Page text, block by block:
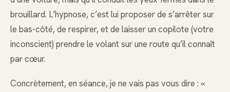
brouillard. L’hypnose, c’est lui proposer de s’arrêter sur
le bas-côté, de respirer, et de laisser un copilote (votre
inconscient) prendre le volant sur une route qu’il connaît
par cœur.
Concrètement, en séance, je ne vais pas vous dire : «